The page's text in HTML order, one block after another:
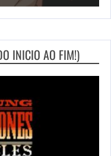
INICIO AO FIM!)